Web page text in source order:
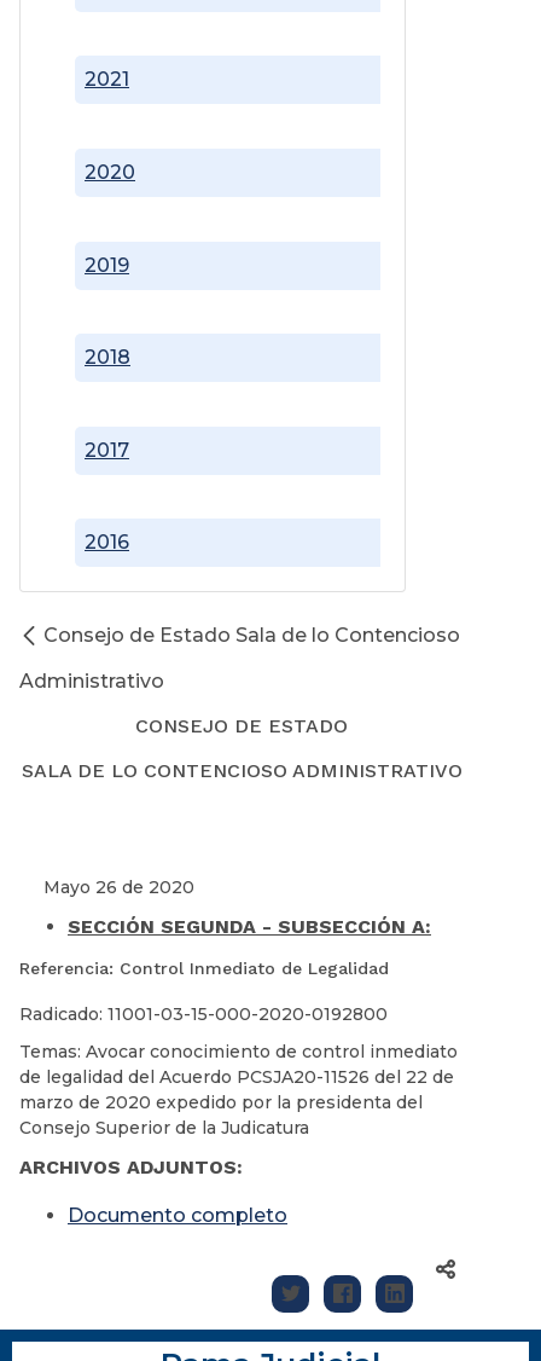
2016
2017
2018
2019
2020
2021
Consejo de Estado Sala de lo Contencioso
Administrativo
CONSEJO DE ESTADO
SALA DE LO CONTENCIOSO ADMINISTRATIVO
Mayo 26 de 2020
SECCIÓN SEGUNDA - SUBSECCIÓN A:
Referencia: Control Inmediato de Legalidad
Radicado: 11001-03-15-000-2020-0192800
Temas: Avocar conocimiento de control inmediato
de legalidad del Acuerdo PCSJA20-11526 del 22 de
marzo de 2020 expedido por la presidenta del
Consejo Superior de la Judicatura
ARCHIVOS ADJUNTOS:
Documento completo